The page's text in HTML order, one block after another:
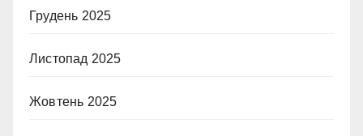
Грудень 2025
Листопад 2025
Жовтень 2025